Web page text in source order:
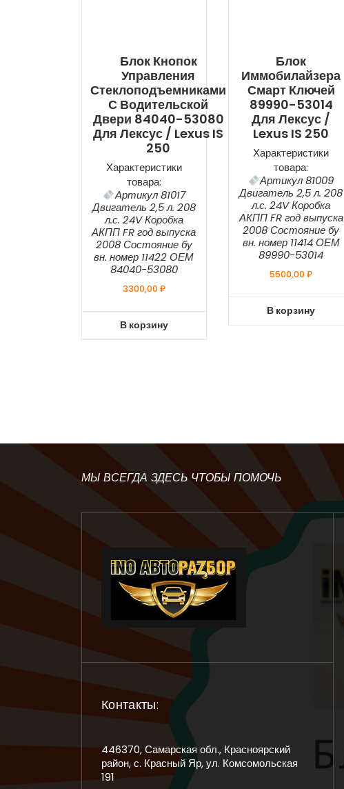
Блок Кнопок
Управления
Стеклоподъемниками
С Водительской
Двери 84040-53080
Для Лексус / Lexus IS
250
Характеристики
товара:
Артикул 81017
Двигатель 2,5 л. 208
л.с. 24V Коробка
АКПП FR год выпуска
2008 Состояние бу
вн. номер 11422 ОЕМ
84040-53080
3300,00₽
В корзину
Блок
Иммобилайзера
Смарт Ключей
89990-53014
Для Лексус /
Lexus IS 250
Характеристики
товара:
Артикул 81009
Двигатель 2,5 л. 208
л.с. 24V Коробка
АКПП FR год выпуска
2008 Состояние бу
вн. номер 11414 ОЕМ
89990-53014
5500,00₽
В корзину
МЫ ВСЕГДА ЗДЕСЬ ЧТОБЫ ПОМОЧЬ
Контакты:
446370, Самарская обл., Красноярский
район, с. Красный Яр, ул. Комсомольская
191